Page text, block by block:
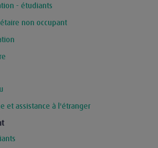
- étudiants
non occupant
et assistance à l'étranger